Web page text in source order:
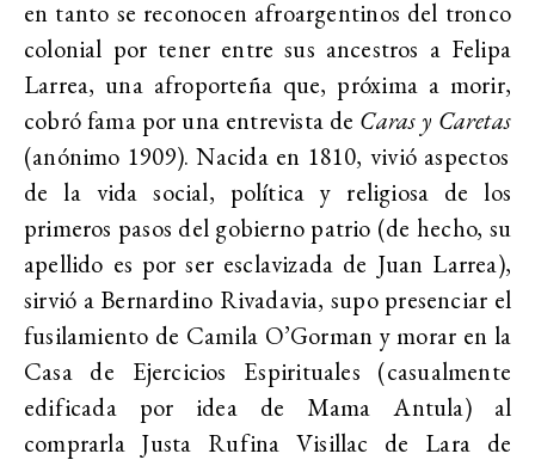
en tanto se reconocen afroargentinos del tronco
colonial por tener entre sus ancestros a Felipa
Larrea, una afroporteña que, próxima a morir,
cobró fama por una entrevista de Caras y Caretas
(anónimo 1909). Nacida en 1810, vivió aspectos
de la vida social, política y religiosa de los
primeros pasos del gobierno patrio (de hecho, su
apellido es por ser esclavizada de Juan Larrea),
sirvió a Bernardino Rivadavia, supo presenciar el
fusilamiento de Camila O’Gorman y morar en la
Casa de Ejercicios Espirituales (casualmente
edificada por idea de Mama Antula) al
comprarla Justa Rufina Visillac de Lara de